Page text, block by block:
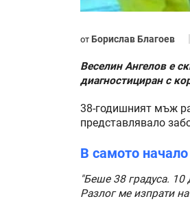
от Борислав Благоев
Веселин Ангелов е
диагностициран с
38-годишният мъж
представлявало
В самото начало
"Беше 38 градуса. 10
Разлог ме изпрати на